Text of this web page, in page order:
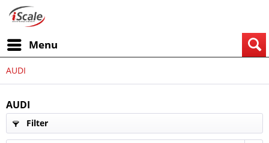
Menu
AUDI
AUDI
Filter